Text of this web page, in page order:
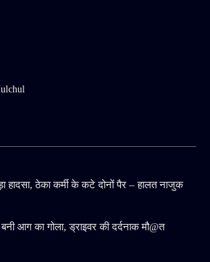
हादसा, ठेका कर्मी के कटे दोनों पैर – हालत नाजुक
आग का गोला, ड्राइवर की दर्दनाक मौ@त